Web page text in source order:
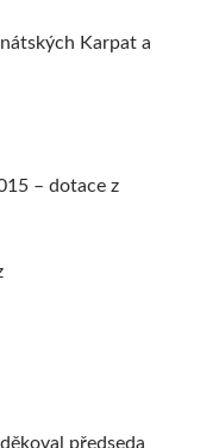
Karpat a
– dotace z
předseda